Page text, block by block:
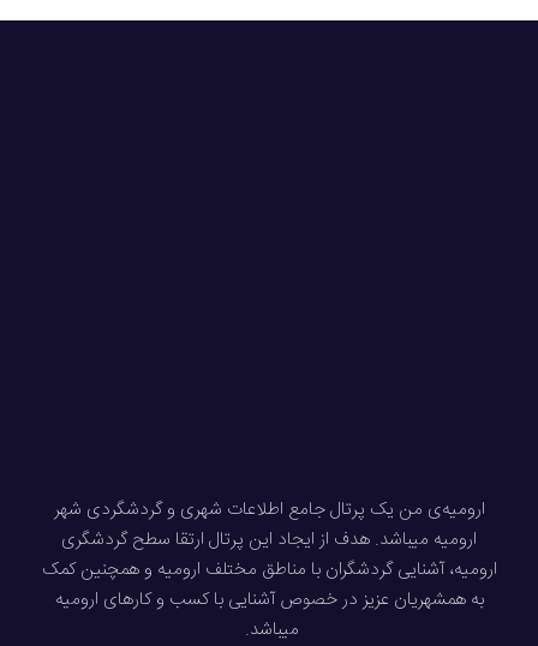
ارومیه‌ی من یک پرتال جامع اطلاعات شهری و گردشگردی شهر
ارومیه میباشد. هدف از ایجاد این پرتال ارتقا سطح گردشگری
ارومیه، آشنایی گردشگران با مناطق مختلف ارومیه و همچنین کمک
به همشهریان عزیز در خصوص آشنایی با کسب و کارهای ارومیه
میباشد.